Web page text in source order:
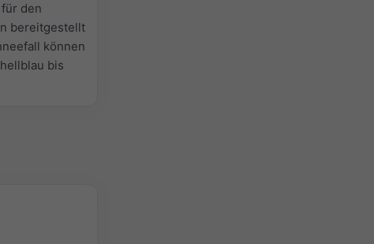
für den
bereitgestellt
können
bis